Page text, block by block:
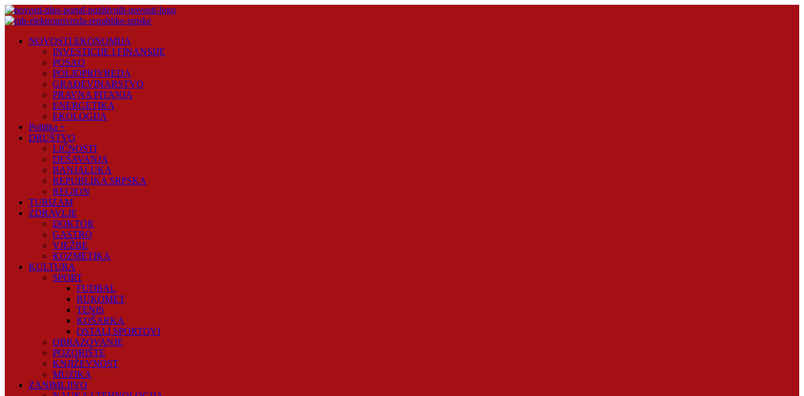
Skip
to
Plus
NOVOSTI EKONOMIJA
INVESTICIJE I FINANSIJE
POSAO
POLJOPRIVREDA
GRAĐEVINARSTVO
PRAVNA PITANJA
ENERGETIKA
EKOLOGIJA
Politika +
DRUŠTVO
LIČNOSTI
DEŠAVANJA
BANJALUKA
REPUBLIKA SRPSKA
REGION
TURIZAM
ZDRAVLJE
DOKTOR
GASTRO
VJEŽBE
KOZMETIKA
KULTURA
SPORT
FUDBAL
RUKOMET
TENIS
KOŠARKA
OSTALI SPORTOVI
OBRAZOVANJE
POZORIŠTE
KNJIŽEVNOST
MUZIKA
ZANIMLJIVO